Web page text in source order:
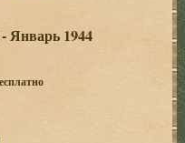
Январь 1944